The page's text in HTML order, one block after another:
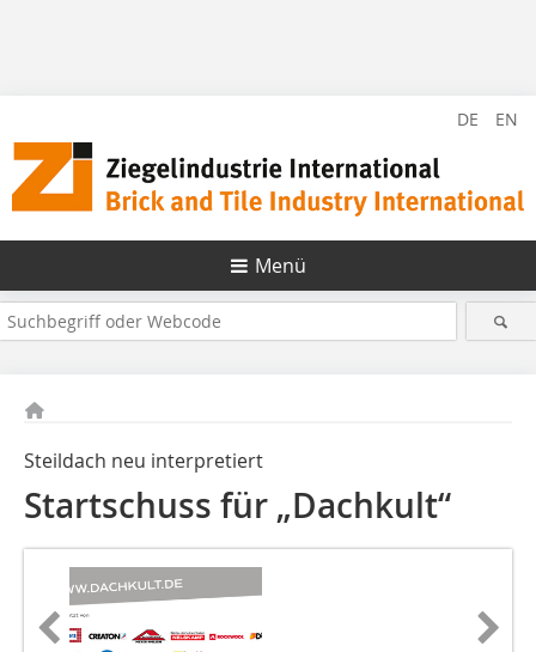
DE EN
Menü
Steildach neu interpretiert
Startschuss für „Dachkult“